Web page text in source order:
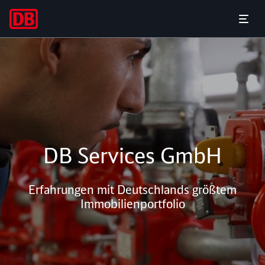
Gebäudetechnik
DB Services GmbH
Erfahrungen mit Deutschlands größtem
Immobilienportfolio